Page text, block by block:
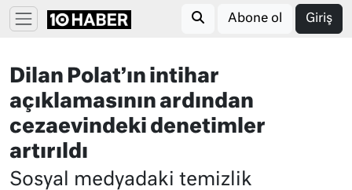
Abone ol Giriş
Dilan Polat’ın intihar
açıklamasının ardından
cezaevindeki denetimler
artırıldı
Sosyal medyadaki temizlik